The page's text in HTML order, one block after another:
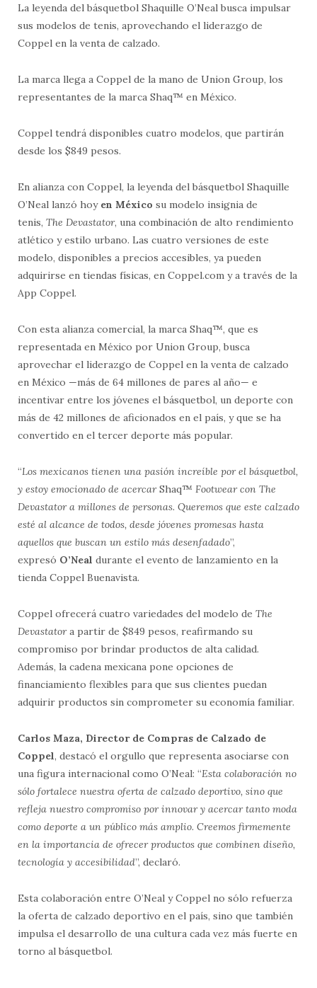
La leyenda del básquetbol Shaquille O’Neal busca impulsar
sus modelos de tenis, aprovechando el liderazgo de
Coppel en la venta de calzado.
La marca llega a Coppel de la mano de Union Group, los
representantes de la marca Shaq™ en México.
Coppel tendrá disponibles cuatro modelos, que partirán
desde los $849 pesos.
En alianza con Coppel, la leyenda del básquetbol Shaquille
O’Neal lanzó hoy en México su modelo insignia de
tenis, The Devastator, una combinación de alto rendimiento
atlético y estilo urbano. Las cuatro versiones de este
modelo, disponibles a precios accesibles, ya pueden
adquirirse en tiendas físicas, en Coppel.com y a través de la
App Coppel.
Con esta alianza comercial, la marca Shaq™, que es
representada en México por Union Group, busca
aprovechar el liderazgo de Coppel en la venta de calzado
en México —más de 64 millones de pares al año— e
incentivar entre los jóvenes el básquetbol, un deporte con
más de 42 millones de aficionados en el país, y que se ha
convertido en el tercer deporte más popular.
“Los mexicanos tienen una pasión increíble por el básquetbol,
y estoy emocionado de acercarShaq™ Footwear con The
Devastator a millones de personas. Queremos que este calzado
esté al alcance de todos, desde jóvenes promesas hasta
aquellos que buscan un estilo más desenfadado”,
expresó O’Neal durante el evento de lanzamiento en la
tienda Coppel Buenavista.
Coppel ofrecerá cuatro variedades del modelo de The
Devastatora partir de $849 pesos, reafirmando su
compromiso por brindar productos de alta calidad.
Además, la cadena mexicana pone opciones de
financiamiento flexibles para que sus clientes puedan
adquirir productos sin comprometer su economía familiar.
Carlos Maza, Director de Compras de Calzado de
Coppel, destacó el orgullo que representa asociarse con
una figura internacional como O’Neal: “Esta colaboración no
sólo fortalece nuestra oferta de calzado deportivo, sino que
refleja nuestro compromiso por innovar y acercar tanto moda
como deporte a un público más amplio. Creemos firmemente
en la importancia de ofrecer productos que combinen diseño,
tecnología y accesibilidad”, declaró.
Esta colaboración entre O’Neal y Coppel no sólo refuerza
la oferta de calzado deportivo en el país, sino que también
impulsa el desarrollo de una cultura cada vez más fuerte en
torno al básquetbol.